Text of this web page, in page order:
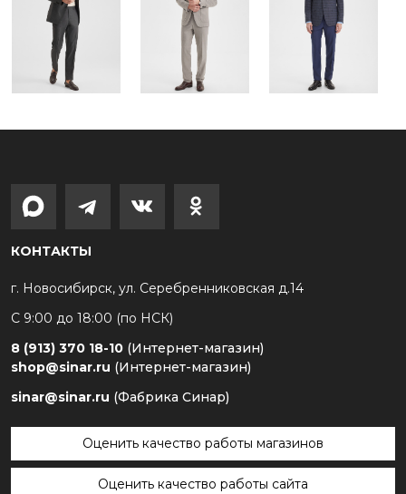
КОНТАКТЫ
г. Новосибирск, ул. Серебренниковская д.14
С 9:00 до 18:00 (по НСК)
8 (913) 370 18-10 (Интернет-магазин)
shop@sinar.ru (Интернет-магазин)
sinar@sinar.ru (Фабрика Синар)
Оценить качество работы магазинов
Оценить качество работы сайта